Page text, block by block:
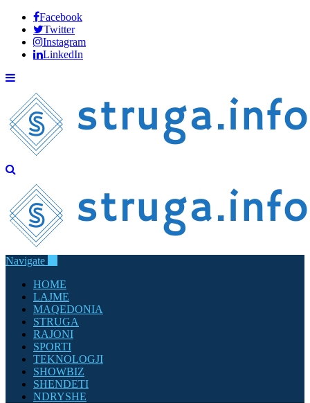
Facebook
Twitter
Instagram
LinkedIn
Navigate
HOME
LAJME
MAQEDONIA
STRUGA
RAJONI
SPORTI
TEKNOLOGJI
SHOWBIZ
SHENDETI
NDRYSHE